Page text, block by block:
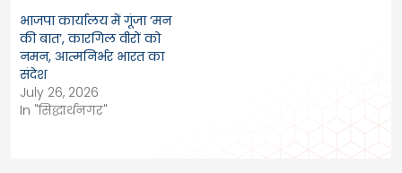
भाजपा कार्यालय में गूंजा ‘मन
की बात’, कारगिल वीरों को
नमन, आत्मनिर्भर भारत का
संदेश
July 26, 2026
In "सिद्धार्थनगर"